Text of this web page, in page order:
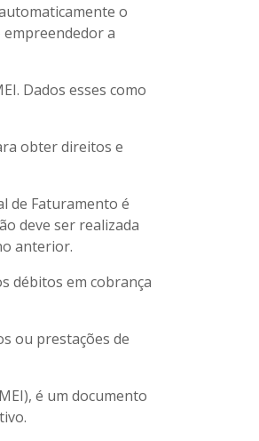
o
a
Dados esses como
obter direitos e
de Faturamento é
deve ser realizada
anterior.
débitos em cobrança
ou prestações de
é um documento